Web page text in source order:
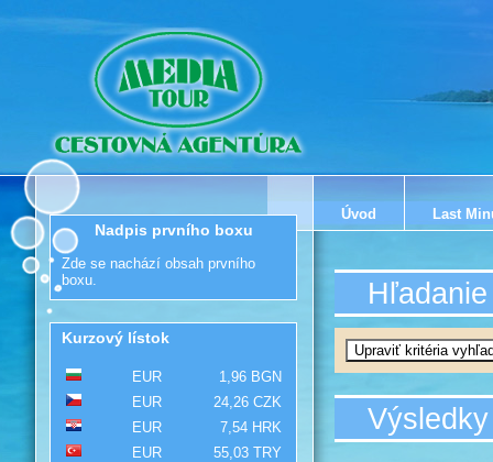
Úvod Last
Nadpis prvního boxu
Zde se nachází obsah prvního
boxu.
Kurzový lístok
EUR
1,96 BGN
EUR
24,26 CZK
EUR
7,54 HRK
EUR
55,03 TRY